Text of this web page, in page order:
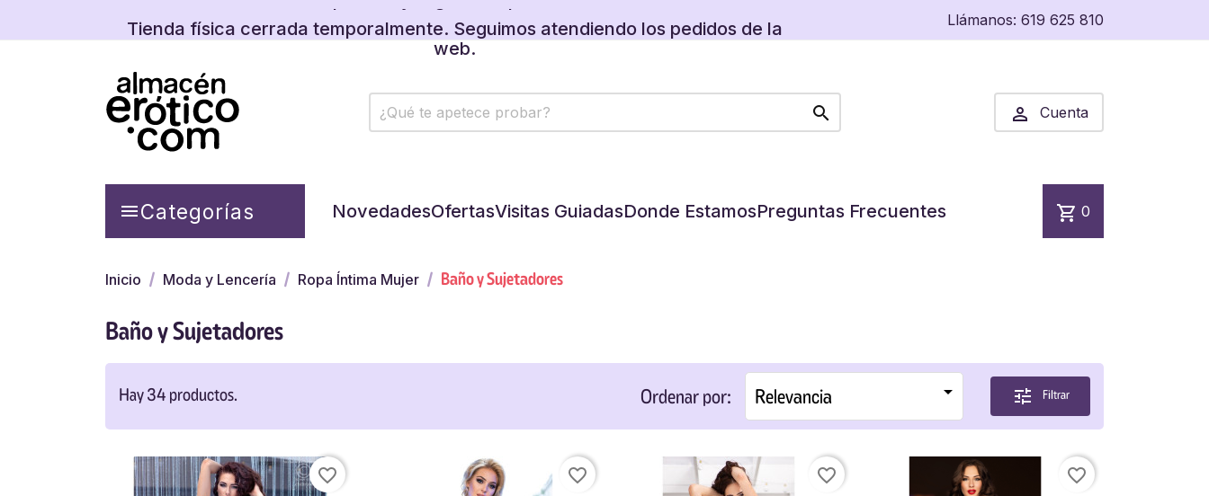
Tienda física cerrada temporalmente. Seguimos atendiendo los pedidos de la
web.
Descubre las promos y regalos disponibles en tu carrito.
Llámanos: 619 625 810
  Cuenta
Categorías NovedadesOfertasVisitas GuiadasDonde EstamosPreguntas Frecuentes shopping_cart 0
Inicio Moda y Lencería Ropa Íntima Mujer Baño y Sujetadores
Baño y Sujetadores
Hay 34 productos. Ordenar por: Relevancia  tune Filtrar
favorite_border favorite_border favorite_border favorite_border